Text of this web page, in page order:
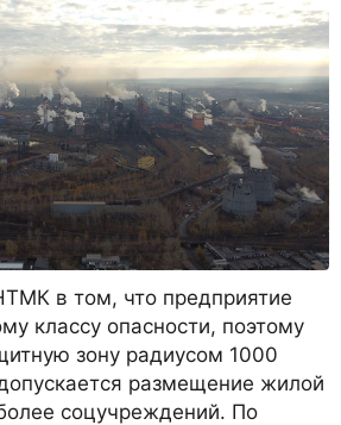
в том, что предприятие
классу опасности, поэтому
зону радиусом 1000
размещение жилой
соцучреждений. По